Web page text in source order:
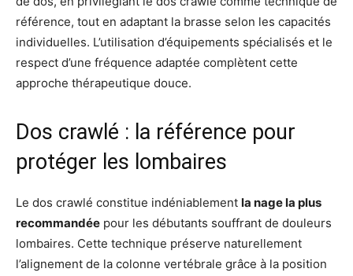
référence, tout en adaptant la brasse selon les capacités
individuelles. L’utilisation d’équipements spécialisés et le
respect d’une fréquence adaptée complètent cette
approche thérapeutique douce.
Dos crawlé : la référence pour
protéger les lombaires
Le dos crawlé constitue indéniablement la nage la plus
recommandée pour les débutants souffrant de douleurs
lombaires. Cette technique préserve naturellement
l’alignement de la colonne vertébrale grâce à la position